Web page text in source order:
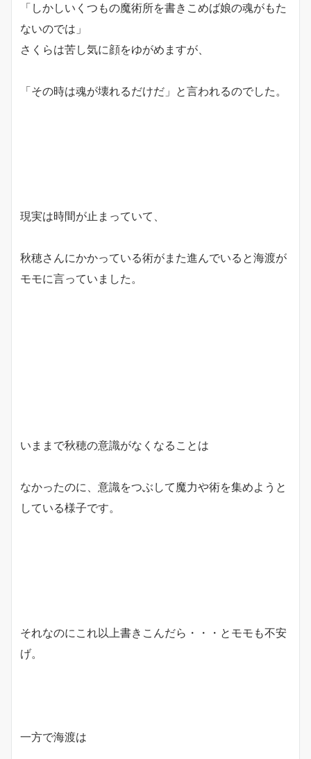
「しかしいくつもの魔術所を書きこめば娘の魂がもた
ないのでは」
さくらは苦し気に顔をゆがめますが、
「その時は魂が壊れるだけだ」と言われるのでした。
現実は時間が止まっていて、
秋穂さんにかかっている術がまた進んでいると海渡が
モモに言っていました。
いままで秋穂の意識がなくなることは
なかったのに、意識をつぶして魔力や術を集めようと
している様子です。
それなのにこれ以上書きこんだら・・・とモモも不安
げ。
一方で海渡は